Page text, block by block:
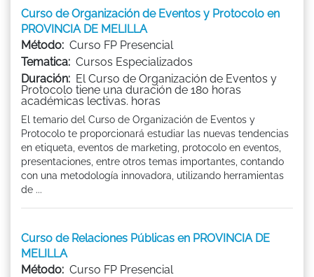
Curso de Organización de Eventos y Protocolo en
PROVINCIA DE MELILLA
Método: Curso FP Presencial
Tematica: Cursos Especializados
Duración: El Curso de Organización de Eventos y
Protocolo tiene una duración de 180 horas
académicas lectivas. horas
El temario del Curso de Organización de Eventos y
Protocolo te proporcionará estudiar las nuevas tendencias
en etiqueta, eventos de marketing, protocolo en eventos,
presentaciones, entre otros temas importantes, contando
con una metodología innovadora, utilizando herramientas
de ...
Curso de Relaciones Públicas en PROVINCIA DE
MELILLA
Método: Curso FP Presencial